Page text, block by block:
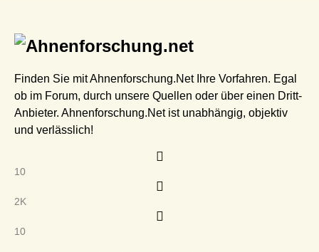
Finden Sie mit Ahnenforschung.Net Ihre Vorfahren. Egal
ob im Forum, durch unsere Quellen oder über einen Dritt-
Anbieter. Ahnenforschung.Net ist unabhängig, objektiv
und verlässlich!
10
2K
10